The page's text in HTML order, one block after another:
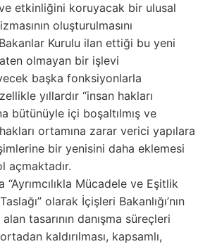
ve etkinliğini koruyacak bir ulusal
oluşturulmasını
Kurulu ilan ettiği bu yeni
olmayan bir işlevi
başka fonksiyonlarla
yıllardır “insan hakları
bütünüyle içi boşaltılmış ve
ortamına zarar verici yapılara
bir yenisini daha eklemesi
açmaktadır.
“Ayrımcılıkla Mücadele ve Eşitlik
olarak İçişleri Bakanlığı’nın
tasarının danışma süreçleri
kaldırılması, kapsamlı,